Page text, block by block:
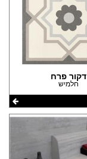
דקור פרח
חלמיש